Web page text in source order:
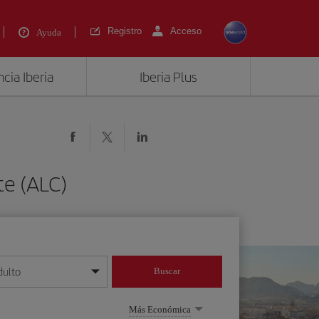
Ayuda Registro Acceso
Iberia Iberia Plus
(ALC)
mes/año
Buscar
Más Económica